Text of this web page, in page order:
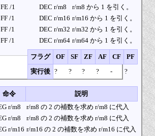
FE /1
DEC r/m8
r/m8 から 1 を引く。
FF /1
DEC r/m16 r/m16 から 1 を引く。
FF /1
DEC r/m32 r/m32 から 1 を引く。
FF /1
DEC r/m64 r/m64 から 1 を引く。
フラグ OF SF ZF AF CF
PF
実行後 ? ? ? ? - ?
命令
説明
r/m8
r/m8 の 2 の補数を求め r/m8 に代入
r/m8
r/m8 の 2 の補数を求め r/m8 に代入
r/m16 r/m16 の 2 の補数を求め r/m16 に代入